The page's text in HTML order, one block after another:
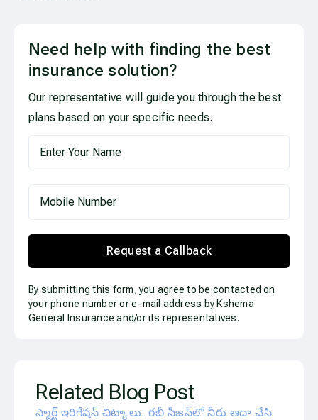
Need help with finding the best
insurance solution?
Our representative will guide you through the best
plans based on your specific needs.
Request a Callback
By submitting this form, you agree to be contacted on
your phone number or e-mail address by Kshema
General Insurance and/or its representatives.
Related Blog Post
స్మార్ట్ ఇరిగేషన్ చిట్కాలు: రబీ సీజన్‌లో నీరు ఆదా చేసి